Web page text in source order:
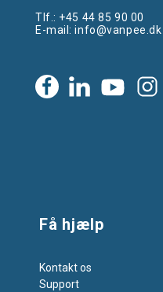
Tlf.: +45 44 85 90 00
E-mail:info@vanpee.dk
Få hjælp
Kontakt os
Support